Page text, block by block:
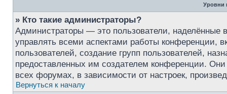
Уровни
» Кто такие администраторы?
Администраторы — это пользователи,
управлять всеми аспектами работы конференции,
пользователей, создание групп пользователей,
предоставленных им создателем конференции.
всех форумах, в зависимости от настроек,
Вернуться к началу